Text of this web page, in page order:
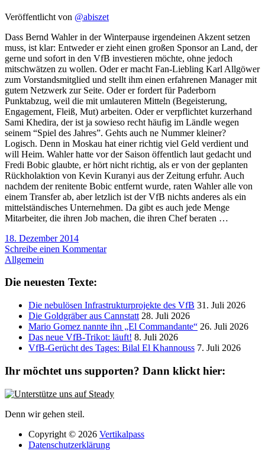
Veröffentlicht von @abiszet
Dass Bernd Wahler in der Winterpause irgendeinen Akzent setzen
muss, ist klar: Entweder er zieht einen großen Sponsor an Land, der
gerne und sofort in den VfB investieren möchte, ohne jedoch
mitschwätzen zu wollen. Oder er macht Fan-Liebling Karl Allgöwer
zum Vorstandsmitglied und stellt ihm einen erfahrenen Manager mit
gutem Netzwerk zur Seite. Oder er fordert für Paderborn
Punktabzug, weil die mit umlauteren Mitteln (Begeisterung,
Engagement, Fleiß, Mut) arbeiten. Oder er verpflichtet kurzerhand
Sami Khedira, der ist ja sowieso recht häufig im Ländle wegen
seinem “Spiel des Jahres”. Gehts auch ne Nummer kleiner?
Logisch. Denn in Moskau hat einer richtig viel Geld verdient und
will Heim. Wahler hatte vor der Saison öffentlich laut gedacht und
Fredi Bobic glaubte, er hört nicht richtig, als er von der geplanten
Rückholaktion von Kevin Kuranyi aus der Zeitung erfuhr. Auch
nachdem der renitente Bobic entfernt wurde, raten Wahler alle von
einem Transfer ab, aber letzlich ist der VfB nichts anderes als ein
mittelständisches Unternehmen. Da gibt es auch jede Menge
Mitarbeiter, die ihren Job machen, die ihren Chef beraten …
18. Dezember 2014
Schreibe einen Kommentar
Allgemein
Die neuesten Texte:
Die nebulösen Infrastrukturprojekte des VfB 31. Juli 2026
Die Goldgräber aus Cannstatt 28. Juli 2026
Mario Gomez nannte ihn „El Commandante“ 26. Juli 2026
Das neue VfB-Trikot: läuft! 8. Juli 2026
VfB-Gerücht des Tages: Bilal El Khannouss 7. Juli 2026
Ihr möchtet uns supporten? Dann klickt hier:
Denn wir gehen steil.
Copyright © 2026 Vertikalpass
Datenschutzerklärung